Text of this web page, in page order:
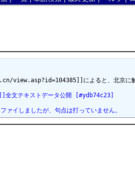
によると、北京に解放後
文テキストデータ公開 [#ydb74c23]
ァイしましたが、句点は打っていません。